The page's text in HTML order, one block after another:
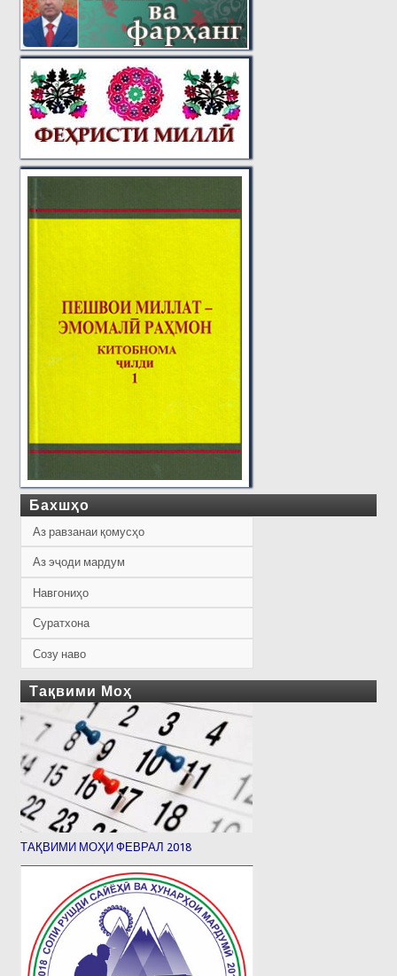
Бахшҳо
Аз равзанаи қомусҳо
Аз эҷоди мардум
Навгониҳо
Суратхона
Созу наво
Тақвими Моҳ
ТАҚВИМИ МОҲИ ФЕВРАЛ 2018